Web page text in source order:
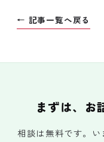
← 記事一覧へ戻る
まずは、お
相談は無料です。